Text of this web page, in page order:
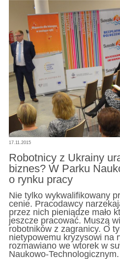
17.11.2015
Robotnicy z Ukrainy
biznes? W Parku
o rynku pracy
Nie tylko wykwalifikowany
cenie. Pracodawcy
przez nich pieniądze mało
jeszcze pracować. Muszą
robotników z zagranicy. O
nietypowemu kryzysowi na
rozmawiano we wtorek w
Naukowo-Technologicznym.